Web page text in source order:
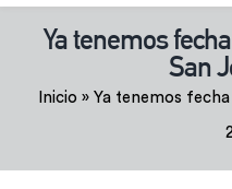
Oferta académica
Escuelas
Ya tenemos
San
Inicio » Ya tenemos